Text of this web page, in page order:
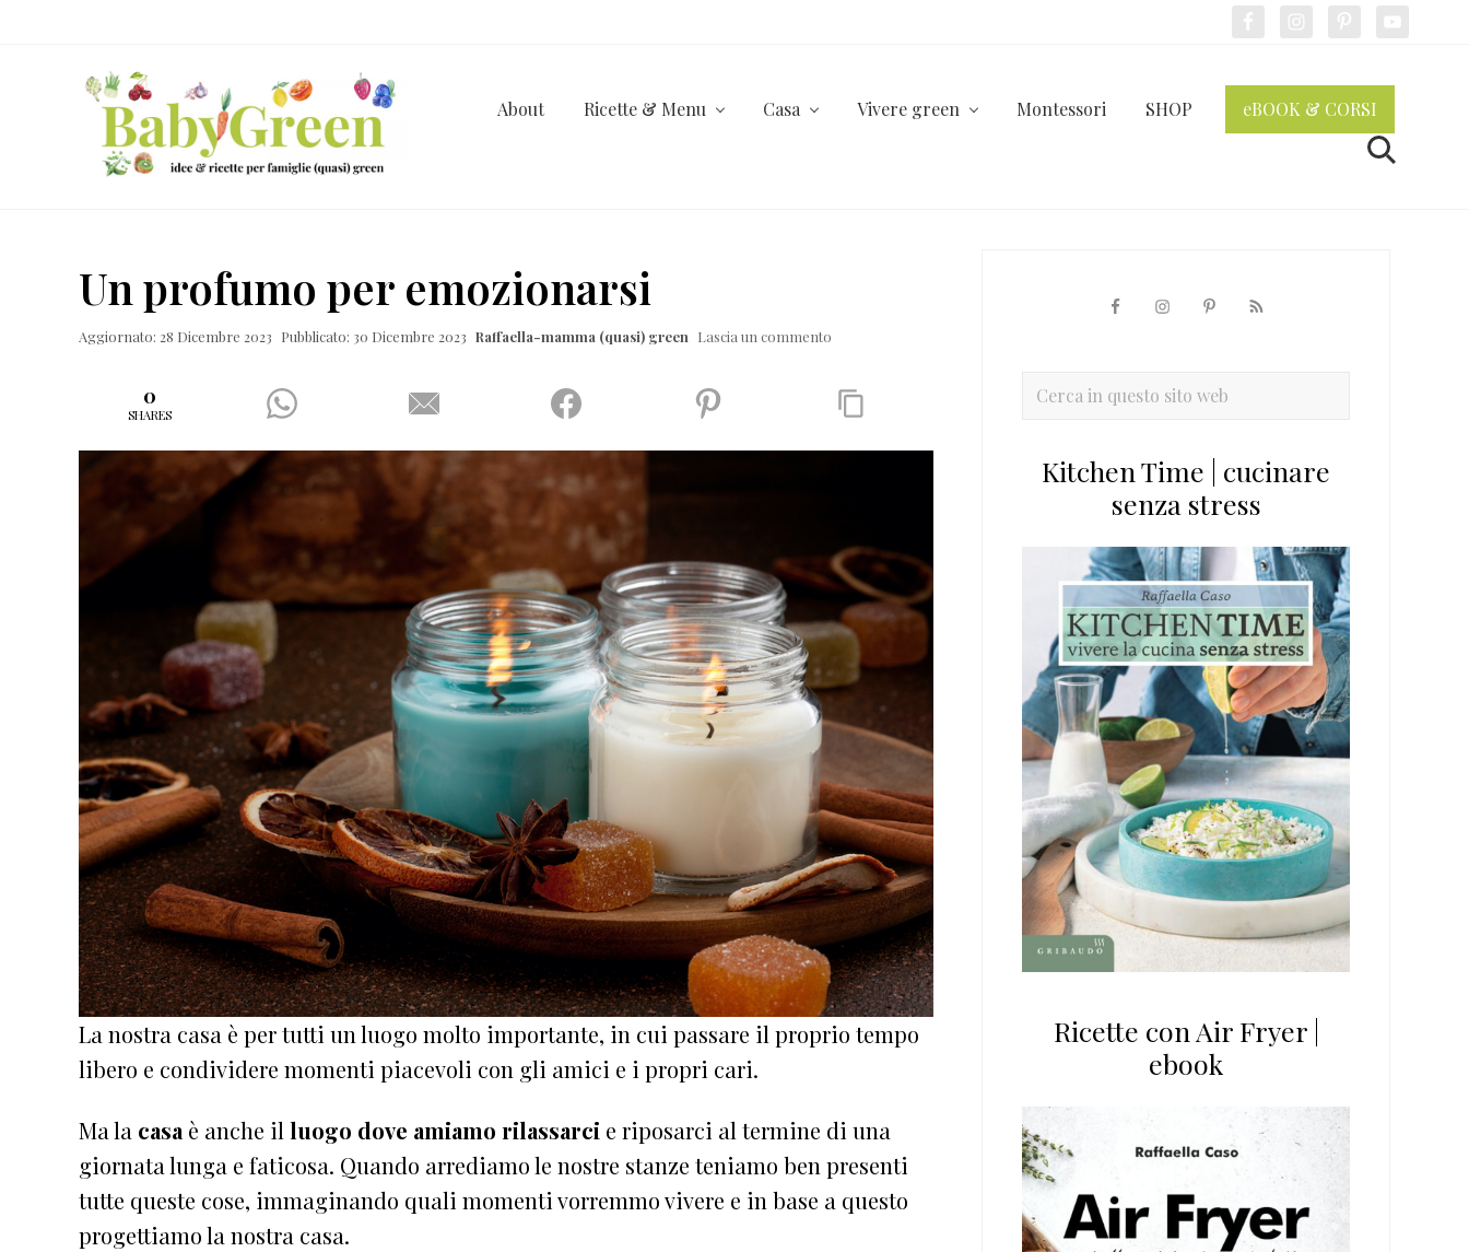
ricette
per
About Ricette & Menu Casa Vivere green Montessori SHOP eBOOK & CORSI
Cerca
Un profumo per emozionarsi
Aggiornato: 28 Dicembre 2023 Pubblicato: 30 Dicembre 2023 Raffaella-mamma (quasi) green Lascia un commento
0
SHARES
La nostra casa è per tutti un luogo molto importante, in cui passare il proprio tempo
libero e condividere momenti piacevoli con gli amici e i propri cari.
Ma la casaè anche illuogo dove amiamo rilassarci e riposarci al termine di una
giornata lunga e faticosa. Quando arrediamo le nostre stanze teniamo ben presenti
tutte queste cose, immaginando quali momenti vorremmo vivere e in base a questo
progettiamo la nostra casa.
primaria
Cerca
sitoKitchen Time | cucinare
senza stress
Ricette con Air Fryer |
ebook